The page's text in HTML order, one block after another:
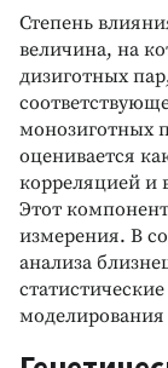
Степень
величина, на
дизиготных
монозиготных
оценивается
корреляцией и
Этот
измерения. В
анализа
моделирования